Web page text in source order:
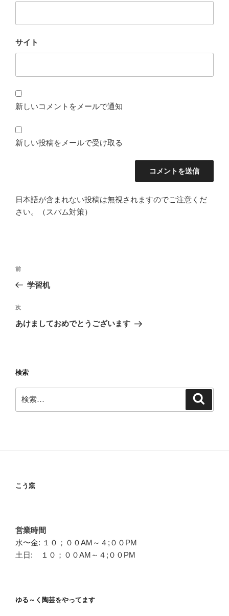
サイト
新しいコメントをメールで通知
新しい投稿をメールで受け取る
日本語が含まれない投稿は無視されますのでご注意くだ
さい。（スパム対策）
投
ビ
ゲ
ン
前
の
稿
前
学習机
次
の
次
あけましておめでとうございます
検索
索:
こう窯
営業時間
水〜金: １０；００AM～４;００PM
土日: １０；００AM～４;００PM
ゆる～く陶芸をやってます